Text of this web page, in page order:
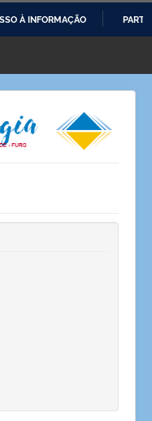
À INFORMAÇÃO
no acervo